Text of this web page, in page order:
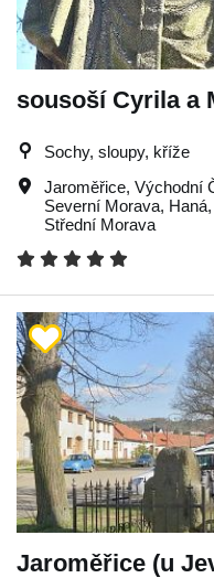
sousoší Cyrila a
Sochy, sloupy, kříže
Jaroměřice, Východní
Severní Morava, Haná,
Střední Morava
Jaroměřice (u